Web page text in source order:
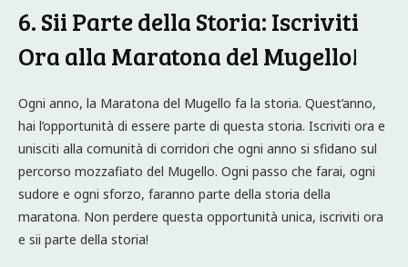
6. Sii Parte della Storia: Iscriviti
Ora alla Maratona del Mugello!
Ogni anno, la Maratona del Mugello fa la storia. Quest’anno,
hai l’opportunità di essere parte di questa storia. Iscriviti ora e
unisciti alla comunità di corridori che ogni anno si sfidano sul
percorso mozzafiato del Mugello. Ogni passo che farai, ogni
sudore e ogni sforzo, faranno parte della storia della
maratona. Non perdere questa opportunità unica, iscriviti ora
e sii parte della storia!